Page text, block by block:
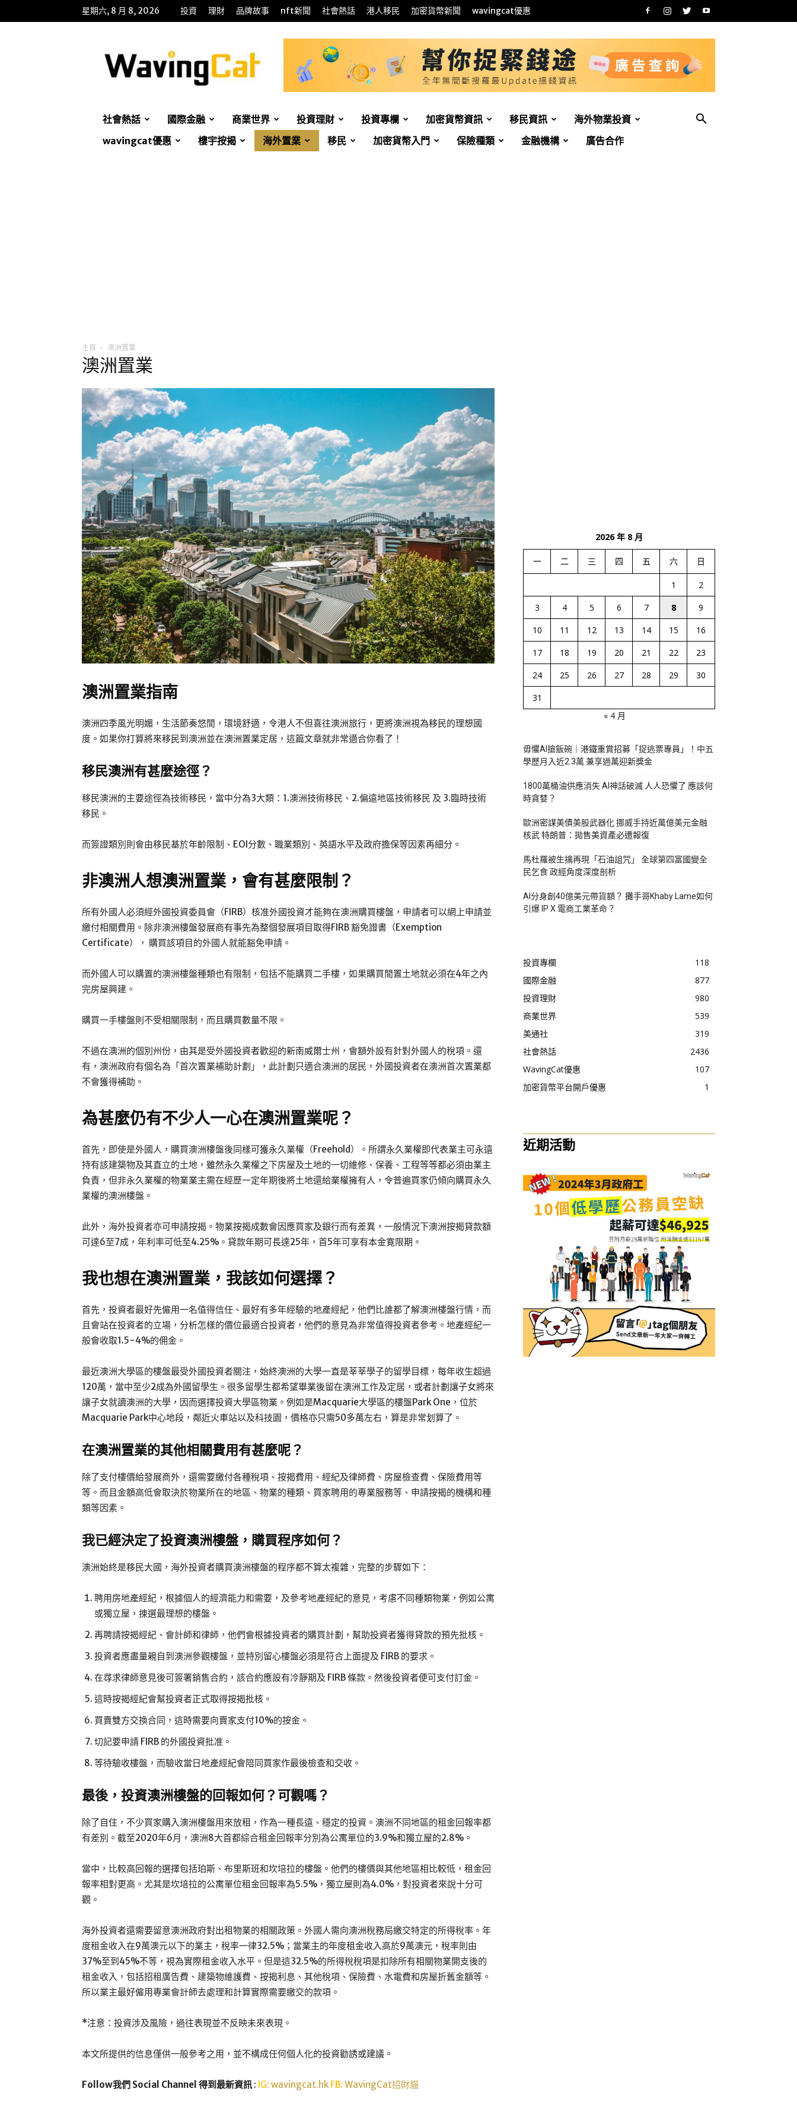
星期六, 8 月 8, 2026 投資 理財 品牌故事 nft新聞 社會熱話 港人移民 加密貨幣新聞 wavingcat優惠
招
財
貓
社會熱話 國際金融 商業世界 投資理財 投資專欄 加密貨幣資訊 移民資訊
海外物業投資
wavingcat優惠
樓宇按揭 海外置業 移民 加密貨幣入門 保險種類 金融機構 廣告合作
主頁 澳洲置業
澳洲置業
澳洲置業指南
澳洲四季風光明媚，生活節奏悠閒，環境舒適，令港人不但喜往澳洲旅行，更將澳洲視為移民的理想國
度。如果你打算將來移民到澳洲並在澳洲置業定居，這篇文章就非常適合你看了！
移民澳洲有甚麼途徑？
移民澳洲的主要途徑為技術移民，當中分為3大類：1.澳洲技術移民、2.偏遠地區技術移民 及 3.臨時技術
移民。
而簽證類別則會由移民基於年齡限制、EOI分數、職業類別、英語水平及政府擔保等因素再細分。
非澳洲人想澳洲置業，會有甚麼限制？
所有外國人必須經外國投資委員會（FIRB）核准外國投資才能夠在澳洲購買樓盤，申請者可以網上申請並
繳付相關費用。除非澳洲樓盤發展商有事先為整個發展項目取得FIRB 豁免證書（Exemption
Certificate）， 購買該項目的外國人就能豁免申請。
而外國人可以購置的澳洲樓盤種類也有限制，包括不能購買二手樓，如果購買閒置土地就必須在4年之內
完房屋興建。
購買一手樓盤則不受相關限制，而且購買數量不限。
不過在澳洲的個別州份，由其是受外國投資者歡迎的新南威爾士州，會額外設有針對外國人的稅項。還
有，澳洲政府有個名為「首次置業補助計劃」，此計劃只適合澳洲的居民，外國投資者在澳洲首次置業都
不會獲得補助。
為甚麼仍有不少人一心在澳洲置業呢？
首先，即使是外國人，購買澳洲樓盤後同樣可獲永久業權（Freehold）。所謂永久業權即代表業主可永遠
持有該建築物及其直立的土地，雖然永久業權之下房屋及土地的一切維修、保養、工程等等都必須由業主
負責，但非永久業權的物業業主需在經歷一定年期後將土地還給業權擁有人，令普遍買家仍傾向購買永久
業權的澳洲樓盤。
此外，海外投資者亦可申請按揭。物業按揭成數會因應買家及銀行而有差異，一般情況下澳洲按揭貸款額
可達6至7成，年利率可低至4.25%。貸款年期可長達25年，首5年可享有本金寛限期。
我也想在澳洲置業，我該如何選擇？
首先，投資者最好先僱用一名值得信任、最好有多年經驗的地產經紀，他們比誰都了解澳洲樓盤行情，而
且會站在投資者的立場，分析怎樣的價位最適合投資者，他們的意見為非常值得投資者參考。地產經紀一
般會收取1.5−4%的佣金。
最近澳洲大學區的樓盤最受外國投資者關注，始終澳洲的大學一直是莘莘學子的留學目標，每年收生超過
120萬，當中至少2成為外國留學生。很多留學生都希望畢業後留在澳洲工作及定居，或者計劃讓子女將來
讓子女就讀澳洲的大學，因而選擇投資大學區物業。例如是Macquarie大學區的樓盤Park One，位於
Macquarie Park中心地段，鄰近火車站以及科技園，價格亦只需50多萬左右，算是非常划算了。
在澳洲置業的其他相關費用有甚麼呢？
除了支付樓價給發展商外，還需要繳付各種稅項、按揭費用、經紀及律師費、房屋檢查費、保險費用等
等。而且金額高低會取決於物業所在的地區、物業的種類、買家聘用的專業服務等、申請按揭的機構和種
類等因素。
我已經決定了投資澳洲樓盤，購買程序如何？
澳洲始終是移民大國，海外投資者購買澳洲樓盤的程序都不算太複雜，完整的步驟如下：
聘用房地產經紀，根據個人的經濟能力和需要，及參考地產經紀的意見，考慮不同種類物業，例如公寓
或獨立屋，㨂選最理想的樓盤。
再聘請按揭經紀、會計師和律師，他們會根據投資者的購買計劃，幫助投資者獲得貸款的預先批核。
投資者應盡量親自到澳洲參觀樓盤，並特別留心樓盤必須是符合上面提及 FIRB 的要求。
在尋求律師意見後可簽署銷售合約，該合約應設有冷靜期及 FIRB 條款。然後投資者便可支付訂金。
這時按揭經紀會幫投資者正式取得按揭批核。
買賣雙方交換合同，這時需要向賣家支付10%的按金。
切記要申請 FIRB 的外國投資批准。
等待驗收樓盤，而驗收當日地產經紀會陪同買家作最後檢查和交收。
最後，投資澳洲樓盤的回報如何？可觀嗎？
除了自住，不少買家購入澳洲樓盤用來放租，作為一種長遠、穩定的投資。澳洲不同地區的租金回報率都
有差別。截至2020年6月，澳洲8大首都綜合租金回報率分別為公寓單位的3.9%和獨立屋的2.8%。
當中，比較高回報的選擇包括珀斯、布里斯班和坎培拉的樓盤。他們的樓價與其他地區相比較低，租金回
報率相對更高。尤其是坎培拉的公寓單位租金回報率為5.5%，獨立屋則為4.0%，對投資者來說十分可
觀。
海外投資者還需要留意澳洲政府對出租物業的相關政策。外國人需向澳洲稅務局繳交特定的所得稅率。年
度租金收入在9萬澳元以下的業主，稅率一律32.5%；當業主的年度租金收入高於9萬澳元，稅率則由
37%至到45%不等，視為實際租金收入水平。但是這32.5%的所得稅稅項是扣除所有相關物業開支後的
租金收入，包括招租廣告費、建築物維護費、按揭利息、其他稅項、保險費、水電費和房屋折舊金額等。
所以業主最好僱用專業會計師去處理和計算實際需要繳交的款項。
*注意：投資涉及風險，過往表現並不反映未來表現。
本文所提供的信息僅供一般參考之用，並不構成任何個人化的投資勸誘或建議。
Follow我們 Social Channel 得到最新資訊 : IG: wavingcat.hk FB: WavingCat招財貓
2026 年 8 月
一 二 三 四 五 六 日
1
2
3
4 5 6 7 8
9
10
11 12 13 14 15
16
17
18 19 20 21 22
23
24
25 26 27 28 29
30
31
« 4 月
毋懼AI搶飯碗｜港鐵重賞招募「捉逃票專員」！中五
學歷月入近2.3萬 兼享過萬迎新獎金
1800萬桶油供應消失 AI神話破滅 人人恐懼了 應該何
時貪婪？
歐洲密謀美債美股武器化 挪威手持近萬億美元金融
核武 特朗普：拋售美資產必遭報復
馬杜羅被生擒再現「石油詛咒」 全球第四富國變全
民乞食 政經角度深度剖析
AI分身創40億美元帶貨額？ 攤手哥Khaby Lame如何
引爆 IP X 電商工業革命？
投資專欄
118
國際金融
877
投資理財
980
商業世界
539
美通社
319
社會熱話
2436
WavingCat優惠
107
加密貨幣平台開戶優惠
1
近期活動